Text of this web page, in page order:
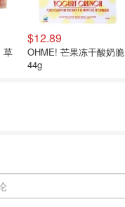
草
$12.89
OHME! 芒果冻干酸奶脆
44g